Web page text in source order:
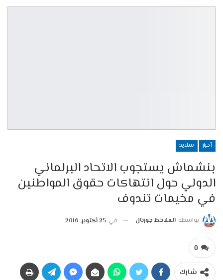
أخبار سلايد
بنشماش يستجوب الاتحاد البرلماني
الدولي حول انتهاكات حقوق المواطنين
في مخيمات تندوف
بواسطة الملاحظ جورنال في 25 أكتوبر, 2016
0
شارك